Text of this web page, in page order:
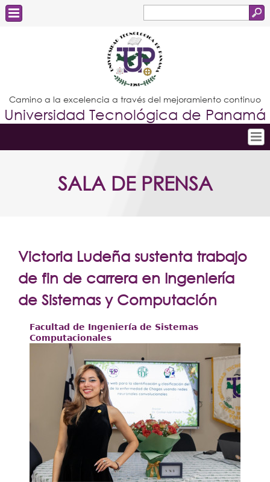
de
búsqueda
Estudiantes
Docentes
Administrativos
Graduados
Camino a la excelencia a través del mejoramiento continuo
Universidad Tecnológica de Panamá
Conoce la UTP
Postgrados
Facultades
Internacional
Transparencia
SALA DE PRENSA
Victoria Ludeña sustenta trabajo
de fin de carrera en Ingeniería
de Sistemas y Computación
Facultad de Ingeniería de Sistemas
Computacionales